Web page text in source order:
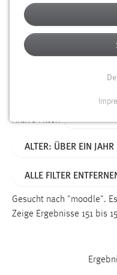
Erstellungsdatum
Alter
Aktive Filter:
ALTER: ÜBER EIN JAHR
ALLE FILTER
Gesucht nach "moodle".
Zeige Ergebnisse 151 bis
Funktionen und sind
Name:
Dieser Cookie